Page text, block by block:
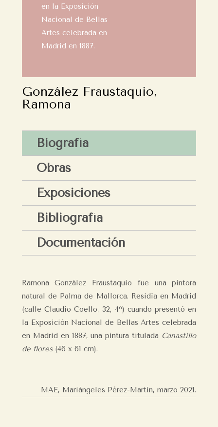
en la Exposición
Nacional de Bellas
Artes celebrada en
Madrid en 1887.
González Fraustaquio,
Ramona
Biografía
Obras
Exposiciones
Bibliografía
Documentación
Ramona González Fraustaquio fue una pintora
natural de Palma de Mallorca. Residía en Madrid
(calle Claudio Coello, 32, 4º) cuando presentó en
la Exposición Nacional de Bellas Artes celebrada
en Madrid en 1887, una pintura titulada Canastillo
de flores(46 x 61 cm).
MAE, Mariángeles Pérez-Martín,marzo 2021.